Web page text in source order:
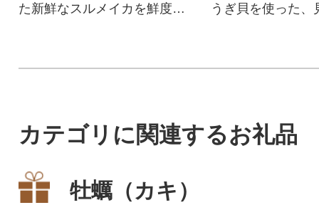
た新鮮なスルメイカを鮮度そ
うぎ貝を使った、
カテゴリに関連するお礼品
牡蠣（カキ）